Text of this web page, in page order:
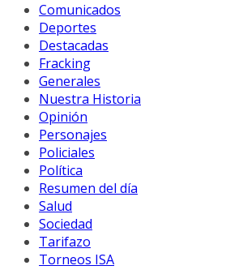
Comunicados
Deportes
Destacadas
Fracking
Generales
Nuestra Historia
Opinión
Personajes
Policiales
Política
Resumen del día
Salud
Sociedad
Tarifazo
Torneos ISA